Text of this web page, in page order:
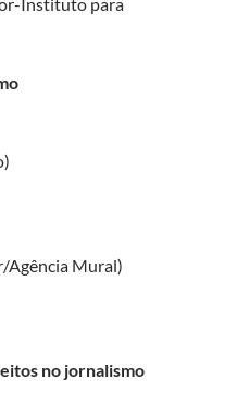
Agência Mural)
no jornalismo